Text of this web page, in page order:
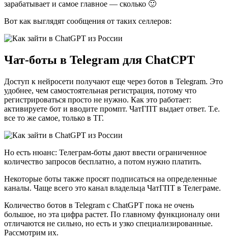
зарабатывает и самое главное — сколько 🙂
Вот как выглядят сообщения от таких селлеров:
Чат-боты в Telegram для ChatCPT
Доступ к нейросети получают еще через ботов в Telegram. Это
удобнее, чем самостоятельная регистрация, потому что
регистрироваться просто не нужно. Как это работает:
активируете бот и вводите промпт. ЧатГПТ выдает ответ. Т.е.
все то же самое, только в ТГ.
Но есть нюанс: Телеграм-боты дают ввести ограниченное
количество запросов бесплатно, а потом нужно платить.
Некоторые боты также просят подписаться на определенные
каналы. Чаще всего это канал владельца ЧатГПТ в Телеграме.
Количество ботов в Telegram с ChatGPT пока не очень
большое, но эта цифра растет. По главному функционалу они
отличаются не сильно, но есть и узко специализированные.
Рассмотрим их.